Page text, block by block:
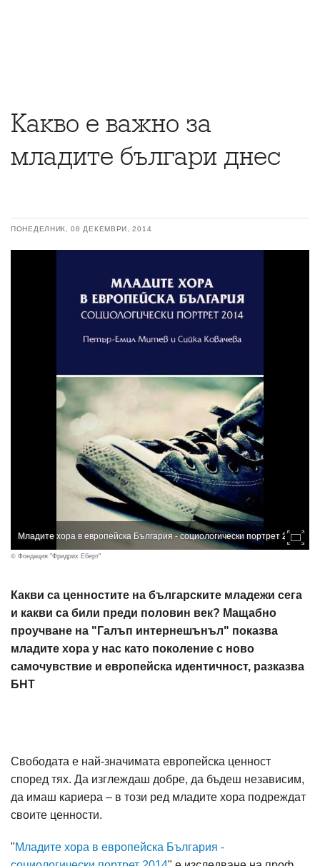
Какво е важно за
младите българи днес
ПОНЕДЕЛНИК, 08 ДЕКЕМВРИ, 2014
Младите хора в европейска България - социологически портрет 2014
© Фондация "Фридрих Еберт"
Какви са ценностите на българските младежи сега
и какви са били преди половин век? Мащабно
проучване на "Галъп интернешънъл" показва
младите хора у нас като поколение с ново
самочувствие и европейска идентичност, разказва
БНТ
Свободата е най-значимата европейска ценност
според тях. Да изглеждаш добре, да бъдеш независим,
да имаш кариера – в този ред младите хора подреждат
своите ценности.
"Младите хора в европейска България -